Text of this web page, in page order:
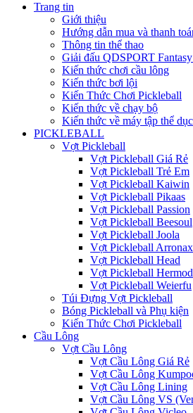
Trang tin
Giới thiệu
Hướng dẫn mua và thanh
Thông tin thể thao
Giải đấu QDSPORT
Kiến thức chơi cầu lông
Kiến thức bơi lội
Kiến Thức Chơi Pickleball
Kiến thức về chạy bộ
Kiến thức về máy tập thể dục
PICKLEBALL
Vợt Pickleball
Vợt Pickleball Giá Rẻ
Vợt Pickleball Trẻ Em
Vợt Pickleball Kaiwin
Vợt Pickleball Pikaas
Vợt Pickleball Passion
Vợt Pickleball Beesoul
Vợt Pickleball Joola
Vợt Pickleball Arronax
Vợt Pickleball Head
Vợt Pickleball Hermod
Vợt Pickleball Weierfu
Túi Đựng Vợt Pickleball
Bóng Pickleball và Phụ kiện
Kiến Thức Chơi Pickleball
Cầu Lông
Vợt Cầu Lông
Vợt Cầu Lông Giá Rẻ
Vợt Cầu Lông
Vợt Cầu Lông Lining
Vợt Cầu Lông VS